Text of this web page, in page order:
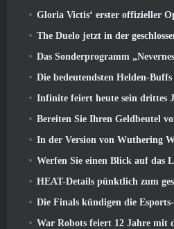
Gloria Victis‘ erster offizieller Open-
The Duelo jetzt in der geschlossenen
Das Sonderprogramm „Neverness To Everness“ informiert
Die bedeutendsten Helden-
Infinite feiert heute sein drittes Jubiläum mit
Bereiten Sie Ihren Geldbeutel vor. RuneScape-Fans,
In der Version von Wuthering Waves ist die Zeit
Werfen Sie einen Blick auf das Leben in Hethereau im Launch-
HEAT-Details pünktlich zum
Die Finals kündigen die Esports-Saison
War Robots feiert 12 Jahre mit dem